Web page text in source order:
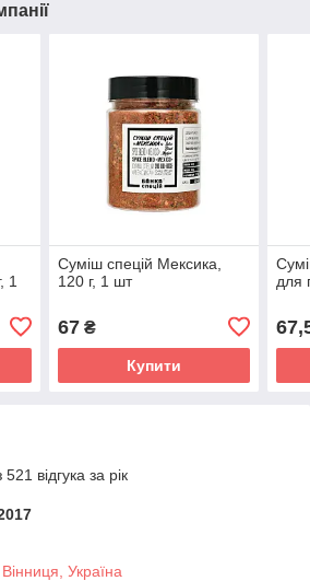
1
Суміш спецій Мексика,
120 г, 1 шт
67₴
Купити
для
відгука за рік
Україна